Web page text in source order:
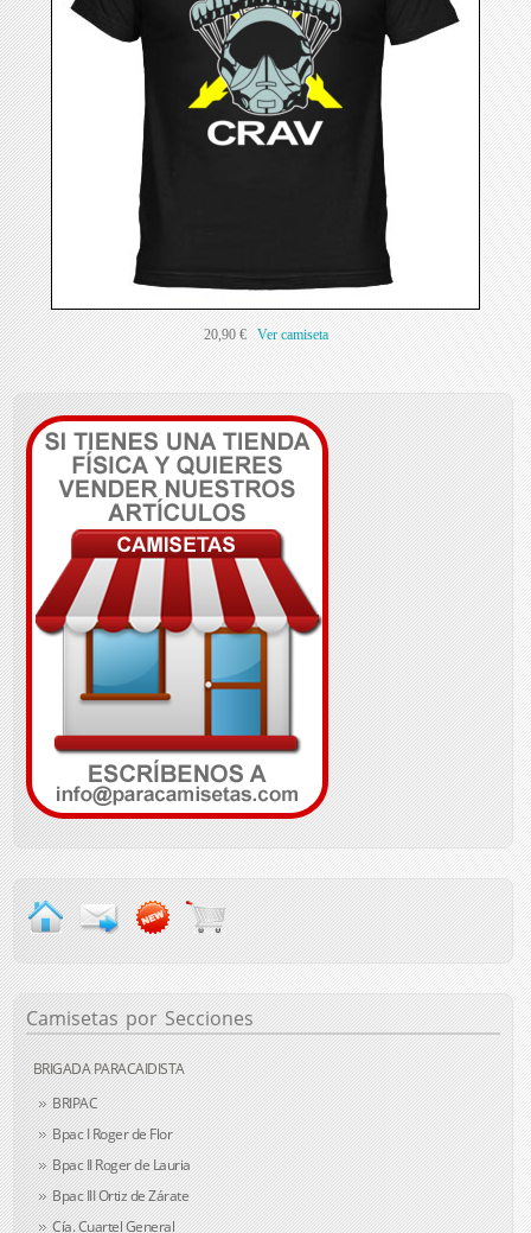
20,90 € Ver camiseta
Camisetas por Secciones
BRIGADA PARACAIDISTA
BRIPAC
Bpac I Roger de Flor
Bpac II Roger de Lauria
Bpac III Ortiz de Zárate
Cía. Cuartel General